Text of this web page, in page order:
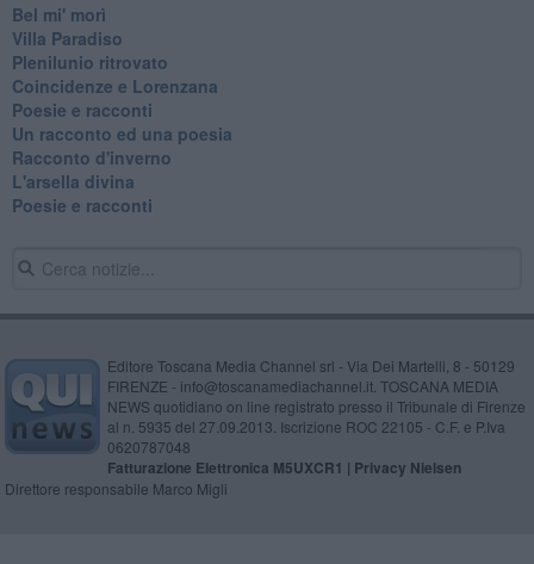
Bel mi' morì
Villa Paradiso
Plenilunio ritrovato
Coincidenze e Lorenzana
Poesie e racconti
Un racconto ed una poesia
Racconto d'inverno
​L'arsella divina
Poesie e racconti
Editore Toscana Media Channel srl - Via Dei Martelli, 8 - 50129
FIRENZE - info@toscanamediachannel.it. TOSCANA MEDIA
NEWS quotidiano on line registrato presso il Tribunale di Firenze
al n. 5935 del 27.09.2013. Iscrizione ROC 22105 - C.F. e P.Iva
0620787048
Fatturazione Elettronica M5UXCR1 | Privacy Nielsen
Direttore responsabile Marco Migli